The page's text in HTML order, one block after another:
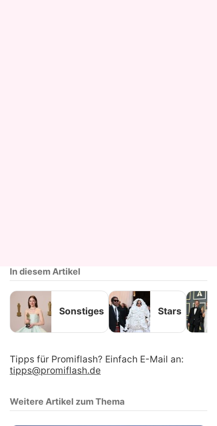
In diesem Artikel
Sonstiges Stars
Tipps für Promiflash? Einfach E-Mail an:
tipps@promiflash.de
Weitere Artikel zum Thema